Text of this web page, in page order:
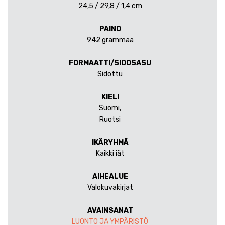
24,5 / 29,8 / 1,4 cm
PAINO
942 grammaa
FORMAATTI/SIDOSASU
Sidottu
KIELI
Suomi,
Ruotsi
IKÄRYHMÄ
Kaikki iät
AIHEALUE
Valokuvakirjat
AVAINSANAT
LUONTO JA YMPÄRISTÖ